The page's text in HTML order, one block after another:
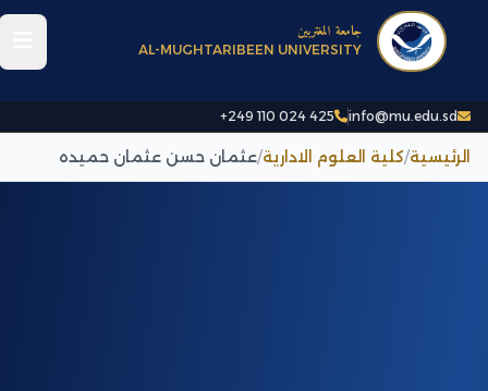
info@mu.edu.sd
+249 110 024 425
جامعة المغتربين
AL-MUGHTARIBEEN UNIVERSITY
الرئيسية/كلية العلوم الادارية/عثمان حسن عثمان حميده